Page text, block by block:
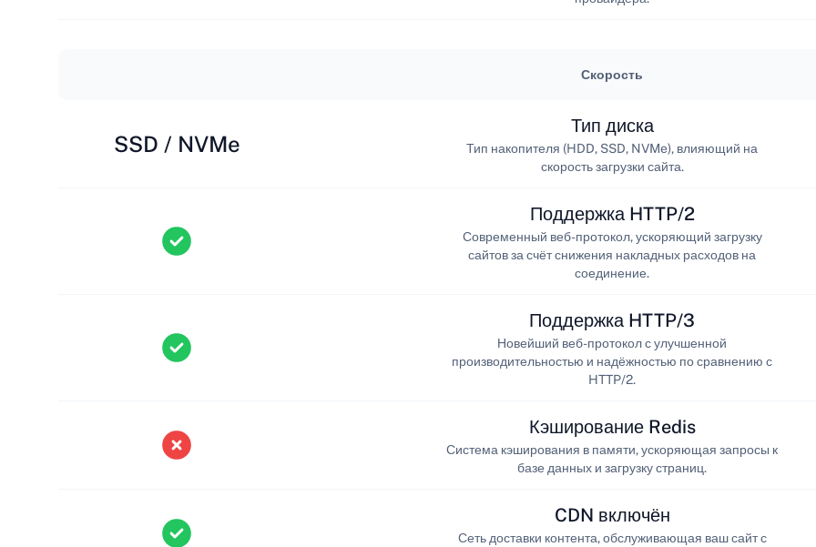
Скорость
SSD / NVMe
Тип диска
Тип накопителя (HDD, SSD, NVMe), влияющий на
скорость загрузки сайта.
Поддержка HTTP/2
Современный веб-протокол, ускоряющий загрузку
сайтов за счёт снижения накладных расходов на
соединение.
Поддержка HTTP/3
Новейший веб-протокол с улучшенной
производительностью и надёжностью по сравнению с
HTTP/2.
Кэширование Redis
Система кэширования в памяти, ускоряющая запросы к
базе данных и загрузку страниц.
CDN включён
Сеть доставки контента, обслуживающая ваш сайт с